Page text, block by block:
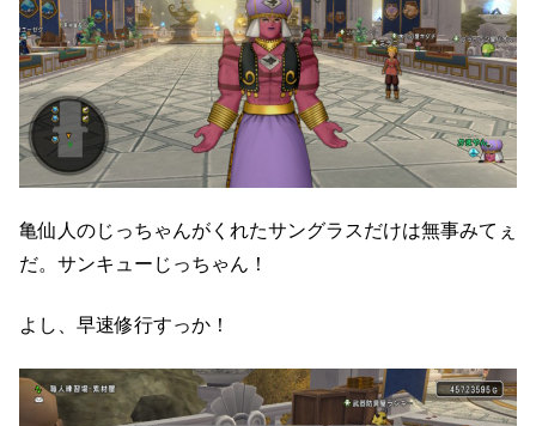
亀仙人のじっちゃんがくれたサングラスだけは無事みてぇ
だ。サンキューじっちゃん！
よし、早速修行すっか！